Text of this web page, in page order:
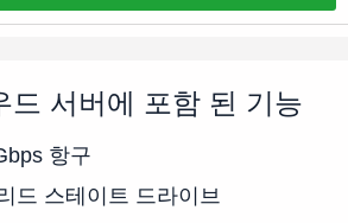
드 서버에 포함 된 기능
항구
드 스테이트 드라이브